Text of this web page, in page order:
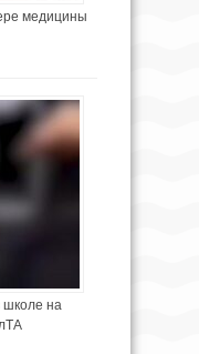
медицины
школе на